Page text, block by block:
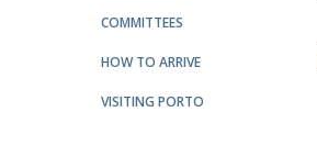
COMMITTEES
HOW TO ARRIVE
VISITING PORTO